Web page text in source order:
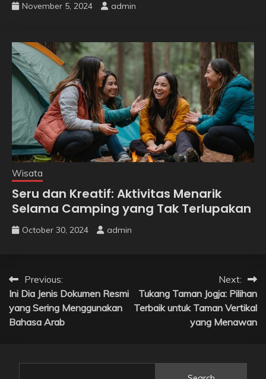
November 5, 2024 admin
Wisata
Seru dan Kreatif: Aktivitas Menarik
Selama Camping yang Tak Terlupakan
October 30, 2024 admin
Post
navigation
Previous:
Ini Dia Jenis Dokumen Resmi
yang Sering Menggunakan
Bahasa Arab
Next:
Tukang Taman Jogja: Pilihan
Terbaik untuk Taman Vertikal
yang Menawan